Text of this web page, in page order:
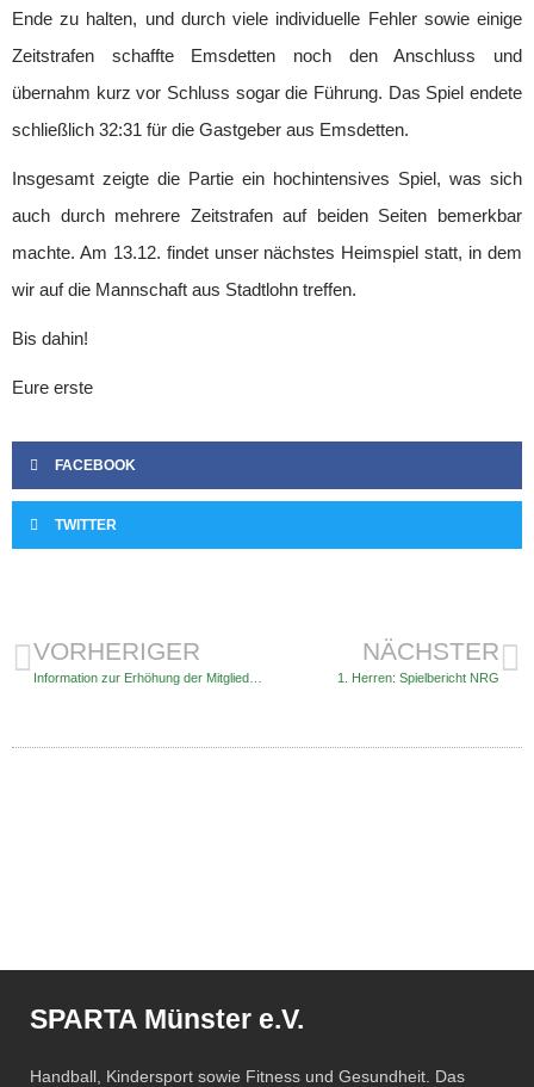
SPO-MO III
Fitness und Gesundheit
Fit und Gesund 1
Gesund älter werden
Ende zu halten, und durch viele individuelle Fehler sowie einige
Zeitstrafen schaffte Emsdetten noch den Anschluss und
übernahm kurz vor Schluss sogar die Führung. Das Spiel endete
schließlich 32:31 für die Gastgeber aus Emsdetten.
Insgesamt zeigte die Partie ein hochintensives Spiel, was sich
auch durch mehrere Zeitstrafen auf beiden Seiten bemerkbar
machte. Am 13.12. findet unser nächstes Heimspiel statt, in dem
wir auf die Mannschaft aus Stadtlohn treffen.
Bis dahin!
Eure erste
FACEBOOK
TWITTER
VORHERIGER NÄCHSTER
1. Herren: Spielbericht NRG
SPARTA Münster e.V.
Handball, Kindersport sowie Fitness und Gesundheit. Das